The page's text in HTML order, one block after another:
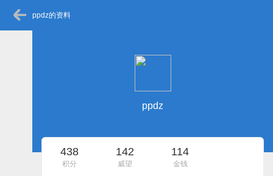
ppdz的资料
ppdz
438
积分
142
威望
114
金钱